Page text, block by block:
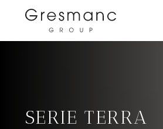
SERIE TERRA